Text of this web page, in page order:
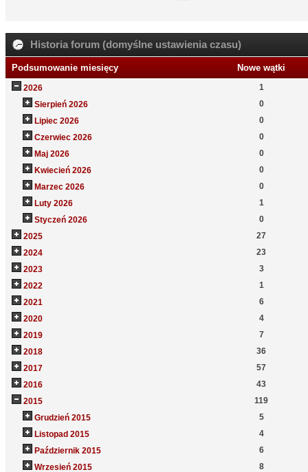
Historia forum (domyślne ustawienia czasu)
Podsumowanie miesięcy Nowe wątki
2026
1
Sierpień 2026
0
Lipiec 2026
0
Czerwiec 2026
0
Maj 2026
0
Kwiecień 2026
0
Marzec 2026
0
Luty 2026
1
Styczeń 2026
0
2025
27
2024
23
2023
3
2022
1
2021
6
2020
4
2019
7
2018
36
2017
57
2016
43
2015
119
Grudzień 2015
5
Listopad 2015
4
Październik 2015
6
Wrzesień 2015
8